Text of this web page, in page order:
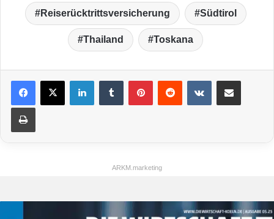
Reiserücktrittsversicherung Südtirol
Thailand Toskana
ARKM.marketing